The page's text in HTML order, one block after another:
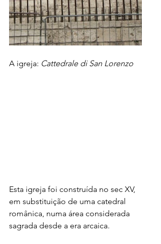
A igreja: Cattedrale di San Lorenzo
Esta igreja foi construída no sec XV,
em substituição de uma catedral
românica, numa área considerada
sagrada desde a era arcaica.